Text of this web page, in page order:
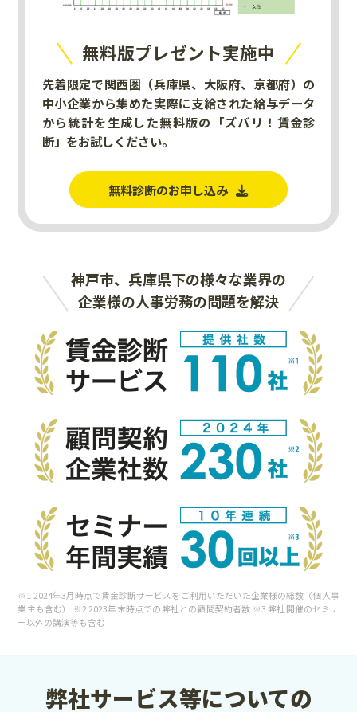
無料版プレゼント実施中
先着限定で関西圏（兵庫県、大阪府、京都府）の
中小企業から集めた実際に支給された給与データ
から統計を生成した無料版の「ズバリ！賃金診
断」をお試しください。
無料診断のお申し込み
神戸市、兵庫県下の様々な業界の
企業様の人事労務の問題を解決
※1 2024年3月時点で賃金診断サービスをご利用いただいた企業様の総数（個人事
業主も含む） ※2 2023年末時点での弊社との顧問契約者数 ※3 弊社開催のセミナ
ー以外の講演等も含む
弊社サービス等についての